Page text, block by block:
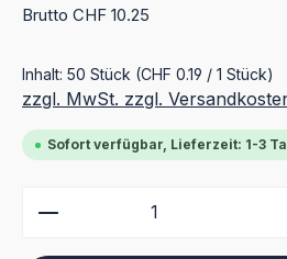
Brutto CHF 10.25
Inhalt: 50 Stück (CHF 0.19 / 1 Stück)
zzgl. MwSt. zzgl.
Sofort verfügbar, Lieferzeit: 1-3
Produkt Anzahl: Gib den